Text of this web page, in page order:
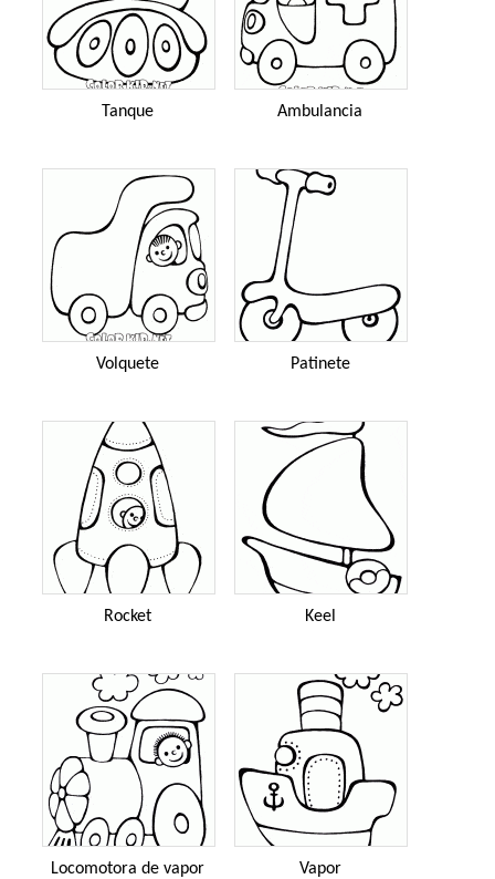
Tanque Ambulancia
Volquete Patinete
Rocket Keel
Locomotora de vapor Vapor